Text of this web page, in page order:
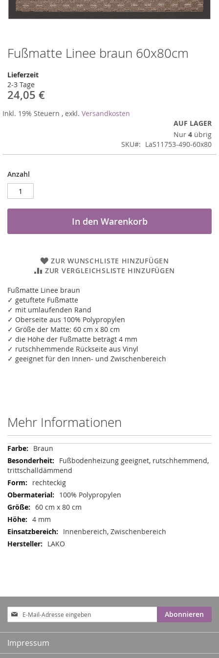
Fußmatte Linee braun 60x80cm
Lieferzeit
2-3 Tage
24,05 €
Inkl. 19% Steuern , exkl. Versandkosten
AUF LAGER
Nur 4 übrig
SKU
LaS11753-490-60x80
Anzahl
In den Warenkorb
ZUR WUNSCHLISTE HINZUFÜGEN
ZUR VERGLEICHSLISTE HINZUFÜGEN
Fußmatte Linee braun
✓ getuftete Fußmatte
✓ mit umlaufenden Rand
✓ Oberseite aus 100% Polypropylen
✓ Größe der Matte: 60 cm x 80 cm
✓ die Höhe der Fußmatte beträgt 4 mm
✓ rutschhemmende Rückseite aus Vinyl
✓ geeignet für den Innen- und Zwischenbereich
Zum
Anfang
der
Bildergalerie
springen
Mehr Informationen
Mehr
Informationen
Braun
Fußbodenheizung geeignet, rutschhemmend,
trittschalldämmend
rechteckig
100% Polypropylen
60 cm x 80 cm
4 mm
Innenbereich, Zwischenbereich
LAKO
Anmeldung
zum
Newsletter:
Abonnieren
Impressum